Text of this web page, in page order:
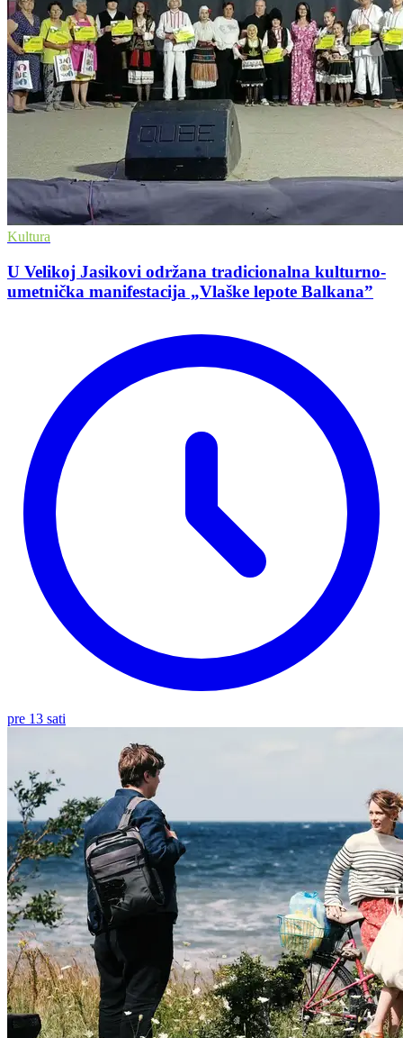
Kultura
U Velikoj Jasikovi održana tradicionalna kulturno-
umetnička manifestacija „Vlaške lepote Balkana”
pre 13 sati